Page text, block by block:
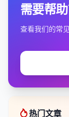
需要帮助
查看我们的常
热门文章